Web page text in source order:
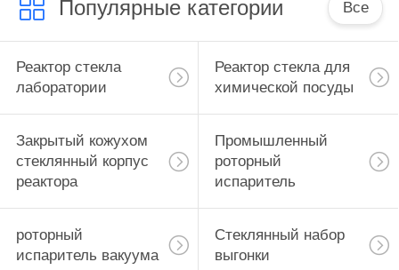
Популярные категории Все
Реактор стекла
лаборатории
Реактор стекла для
химической посуды
Закрытый кожухом
стеклянный корпус
реактора
Промышленный
роторный
испаритель
роторный
испаритель вакуума
Стеклянный набор
выгонки